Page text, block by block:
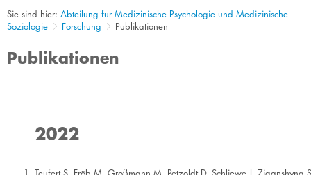
Sie sind hier: Abteilung für Medizinische Psychologie und Medizinische
Soziologie
Forschung Publikationen
Publikationen